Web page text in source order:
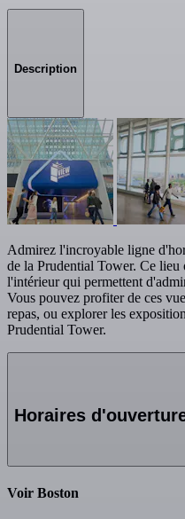
Description
Admirez l'incroyable ligne
de la Prudential Tower. Ce lieu
l'intérieur qui permettent
Vous pouvez profiter de ces
repas, ou explorer les
Prudential Tower.
Horaires
Voir Boston